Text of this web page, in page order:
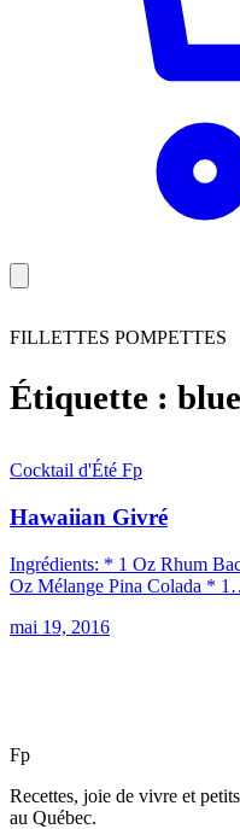
FILLETTES POMPETTES
Étiquette :
Cocktail d'Été Fp
Hawaiian Givré
Ingrédients: * 1 Oz Rhum
Oz Mélange Pina Colada *
mai 19, 2016
Fp
Recettes, joie de vivre et
au Québec.